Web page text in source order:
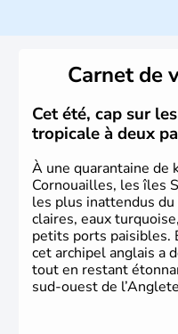
Histoire et
L'Angleterre est l’une
Royaume-Uni. Elle est
d’habitants, les Anglais,
84% de la population de
Xème siècle et
germanique installé sur
parlementaire au
l’essor industriel du
Carnet de
Cet été, cap sur
tropicale à deux
À une quarantaine de
Cornouailles, les îles
les plus inattendus
claires, eaux
petits ports paisibles.
cet archipel anglais a
tout en restant
sud-ouest de